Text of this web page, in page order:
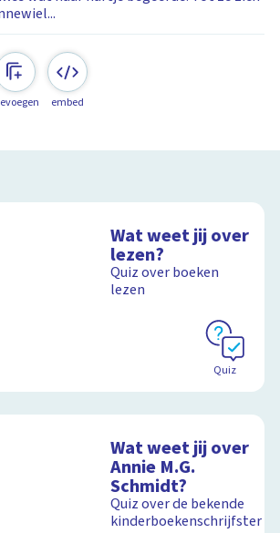
embed
Wat weet jij over
lezen?
Quiz over boeken
lezen
Quiz
Wat weet jij over
Annie M.G.
Schmidt?
Quiz over de bekende
kinderboekenschrijfster